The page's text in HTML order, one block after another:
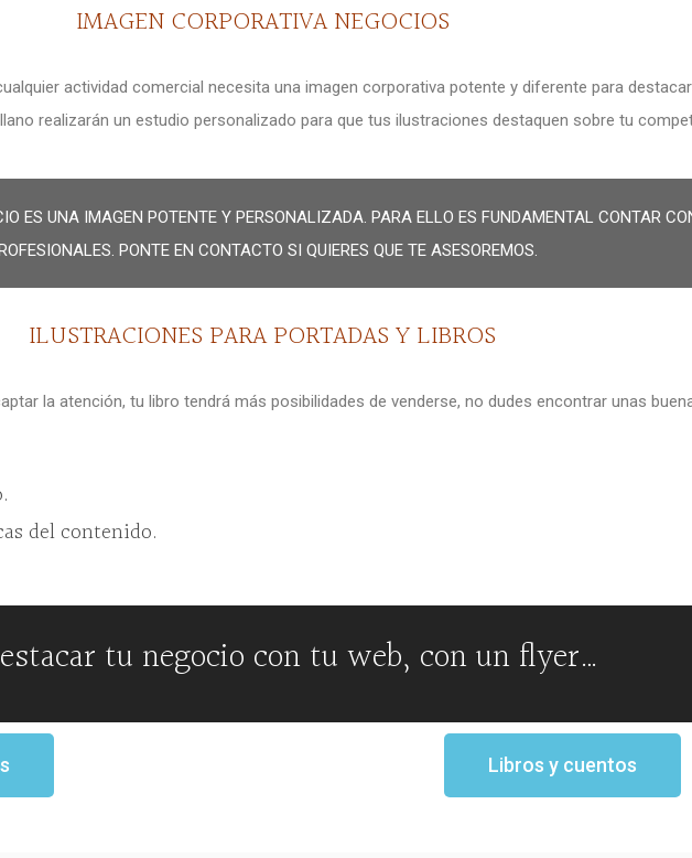
IMAGEN CORPORATIVA NEGOCIOS
actividad comercial necesita una imagen corporativa potente y diferente para
realizarán un estudio personalizado para que tus ilustraciones destaquen sobre tu
ES UNA IMAGEN POTENTE Y PERSONALIZADA. PARA ELLO ES FUNDAMENTAL CONTAR
PONTE EN CONTACTO SI QUIERES QUE TE ASESOREMOS.
ILUSTRACIONES PARA PORTADAS Y LIBROS
la atención, tu libro tendrá más posibilidades de venderse, no dudes encontrar unas
del contenido.
tu negocio con tu web, con un flyer…
Libros y cuentos